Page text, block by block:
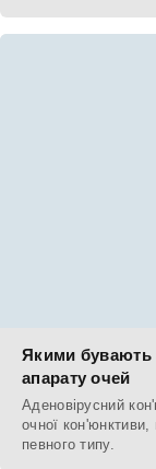
Якими бувають
апарату очей
Аденовірусний
очної
певного типу.